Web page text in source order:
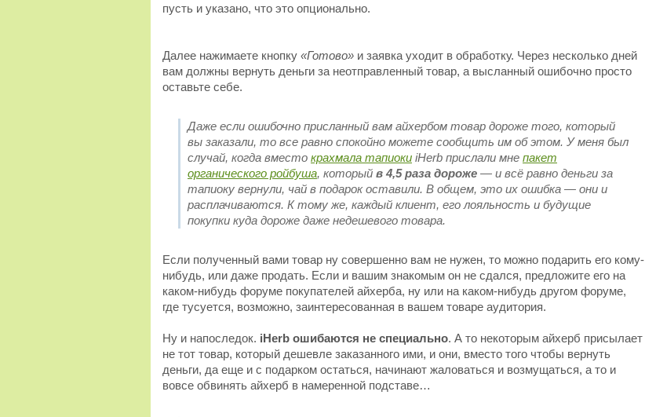
пусть и указано, что это опционально.
Далее нажимаете кнопку «Готово» и заявка уходит в обработку. Через несколько дней
вам должны вернуть деньги за неотправленный товар, а высланный ошибочно просто
оставьте себе.
Даже если ошибочно присланный вам айхербом товар дороже того, который
вы заказали, то все равно спокойно можете сообщить им об этом. У меня был
случай, когда вместо крахмала тапиоки iHerb прислали мне пакет
органического ройбуша, который в 4,5 раза дороже — и всё равно деньги за
тапиоку вернули, чай в подарок оставили. В общем, это их ошибка — они и
расплачиваются. К тому же, каждый клиент, его лояльность и будущие
покупки куда дороже даже недешевого товара.
Если полученный вами товар ну совершенно вам не нужен, то можно подарить его кому-
нибудь, или даже продать. Если и вашим знакомым он не сдался, предложите его на
каком-нибудь форуме покупателей айхерба, ну или на каком-нибудь другом форуме,
где тусуется, возможно, заинтересованная в вашем товаре аудитория.
Ну и напоследок. iHerb ошибаются не специально. А то некоторым айхерб присылает
не тот товар, который дешевле заказанного ими, и они, вместо того чтобы вернуть
деньги, да еще и с подарком остаться, начинают жаловаться и возмущаться, а то и
вовсе обвинять айхерб в намеренной подставе…